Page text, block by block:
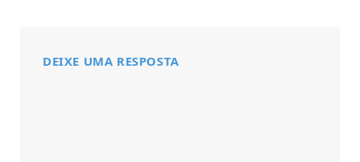
DEIXE UMA RESPOSTA